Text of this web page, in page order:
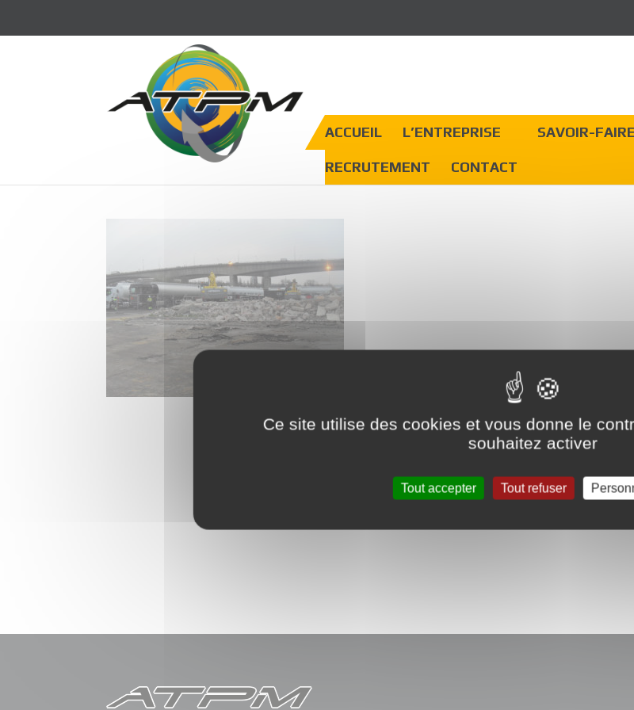
ACCUEIL L’ENTREPRISE SAVOIR-FAIRE
RECRUTEMENT CONTACT
Ce site utilise des cookies et vous donne le
souhaitez activer
Tout accepter Tout refuser